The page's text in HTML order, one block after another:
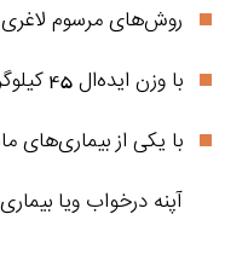
روش‌های مرسوم لاغری
با وزن ایده‌ال 45 کیلوگرم فاصله داشته باشند .
آپنه درخواب ویا